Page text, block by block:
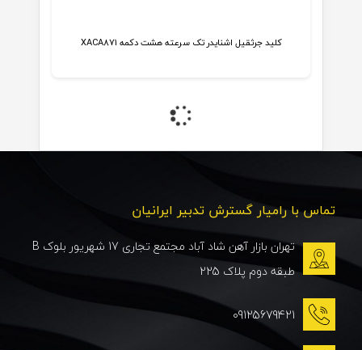
کلید جرثقیل اشنایدر تک سرعته هشت دکمه XACA871
تماس با رامیار گسترش تدبیر ایرانیان
تهران بازار آهن شاد آباد مجتمع تجاری 17 شهریور بلوک B
طبقه دوم پلاک 225
09125679421